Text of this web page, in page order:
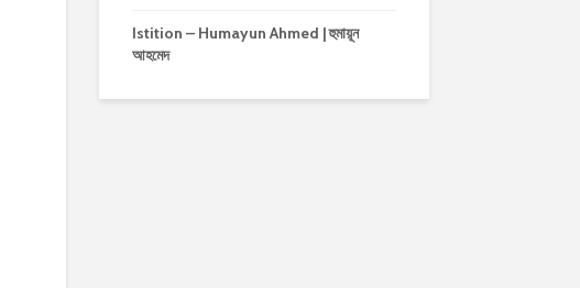
Istition – Humayun Ahmed | হুমায়ূন
আহমেদ